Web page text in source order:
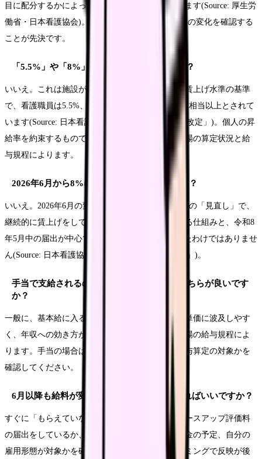
目に配分するかによって、個人への反映は変わります(Source: 厚生労
働省・日本看護協会)。給与明細で、基本給・手当の変化を確認する
ことが先決です。
「5.5%」や「8%」は、自分の昇給率ですか？
いいえ。これは施設が満たすべき令和6年3月比の賃上げ水準の基準
で、看護職員は5.5%、看護補助者・事務職員は8%相当以上とされて
います(Source: 日本看護協会「令和8年度診療報酬改定」)。個人の昇
給率を約束するものではなく、自分の昇給額は職場の算定状況と給
与規程によります。
2026年6月から8%に引き上げられたのですか？
いいえ。2026年6月の変更は、ベースアップ評価料の「見直し」で、
継続的に賃上げをしてきた施設を一段高く評価する仕組みと、令和8
年5月中の届出が中心です。8%が新たに新設されたわけではありませ
ん(Source: 日本看護協会「令和8年度診療報酬改定」)。
手当で支給されるのと、基本給に入るのはどちらが良いです
か？
一般に、基本給に入る方が賞与・退職金・残業代単価に波及しやす
く、年収への効き方が大きくなります。ただし職場の給与規程によ
ります。手当の場合は、支給条件・終了時期・賞与算定の対象かを
確認してください。
6月以降も給料が変わらないときは、どうすればいいですか？
すぐに「もらえていない」と決めず、勤務先がベースアップ評価料
の届出をしているか、反映時期、遡及支給や一時金の予定、自分の
雇用形態が対象かを確認しましょう。届出のタイミングで反映が後